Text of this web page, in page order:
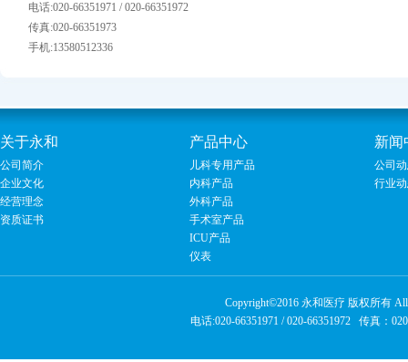
电话:020-66351971 / 020-66351972
传真:020-66351973
手机:13580512336
关于永和 产品中心 新闻
公司简介
企业文化
经营理念
资质证书
儿科专用产品
内科产品
外科产品
手术室产品
ICU产品
仪表
公司
行业
Copyright©2016 永和医疗 版权所有
电话:020-66351971 /020-66351972 传真：